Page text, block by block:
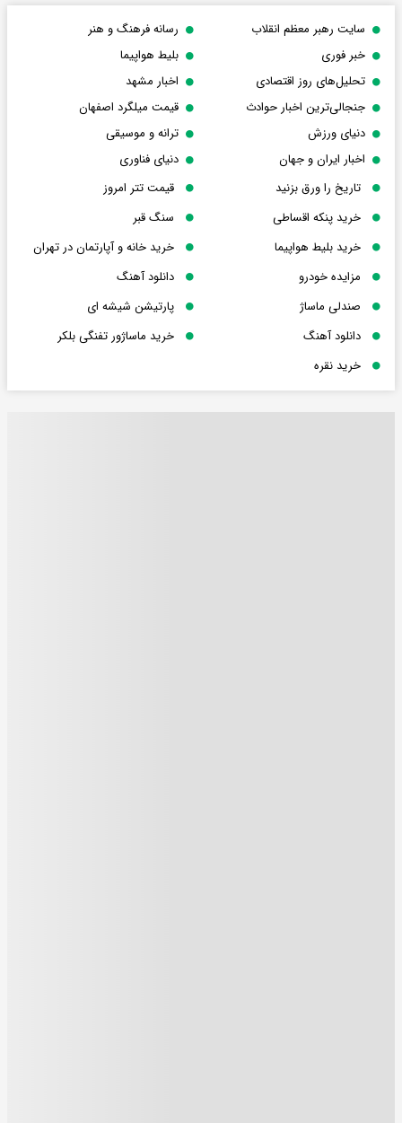
سایت رهبر معظم انقلاب
رسانه فرهنگ و هنر
خبر فوری
بلیط هواپیما
تحلیل‌های روز اقتصادی
اخبار مشهد
جنجالی‌ترین اخبار حوادث
قیمت میلگرد اصفهان
دنیای ورزش
ترانه و موسیقی
اخبار ایران و جهان
دنیای فناوری
تاریخ را ورق بزنید
قیمت تتر امروز
خرید پنکه اقساطی
سنگ قبر
خرید بلیط هواپیما
خرید خانه و آپارتمان در تهران
مزایده خودرو
دانلود آهنگ
صندلی ماساژ
پارتیشن شیشه ای
دانلود آهنگ
خرید ماساژور تفنگی بلکر
خرید نقره